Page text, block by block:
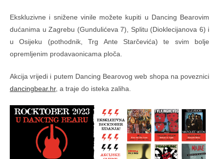
Ekskluzivne i snižene vinile možete kupiti u Dancing Bearovim
dućanima u Zagrebu (Gundulićeva 7), Splitu (Dioklecijanova 6) i
u Osijeku (pothodnik, Trg Ante Starčevića) te svim bolje
opremljenim prodavaonicama ploča.
Akcija vrijedi i putem Dancing Bearovog web shopa na poveznici
dancingbear.hr, a traje do isteka zaliha.